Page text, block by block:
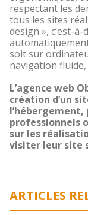
respectant les
tous les sites
design », c’est-à-
soit sur
navigation
L’agence web
création d’un
professionnels
sur les
visiter leur site
ARTICLES